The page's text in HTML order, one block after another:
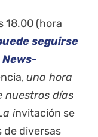
18.00 (hora
seguirse
News-
una hora
nuestros días
invitación se
de diversas